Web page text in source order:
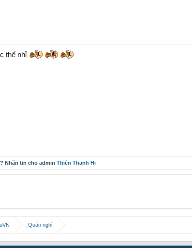
thế nhỉ
Nhắn tin cho adminThiên Thanh Hi
Quán nghỉ